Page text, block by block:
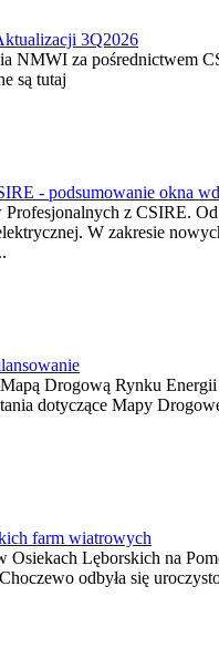
3Q2026
NMWI za pośrednictwem
są tutaj
- podsumowanie okna
z CSIRE.
W zakresie
Drogową Rynku
dotyczące Mapy
farm wiatrowych
Osiekach Lęborskich na
odbyła się